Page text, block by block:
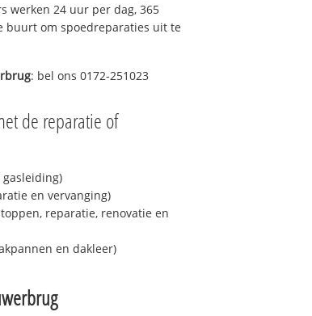
werken 24 uur per dag, 365
buurt om spoedreparaties uit te
: bel ons 0172-251023
de reparatie of
en vervanging)
reparatie, renovatie en
en dakleer)